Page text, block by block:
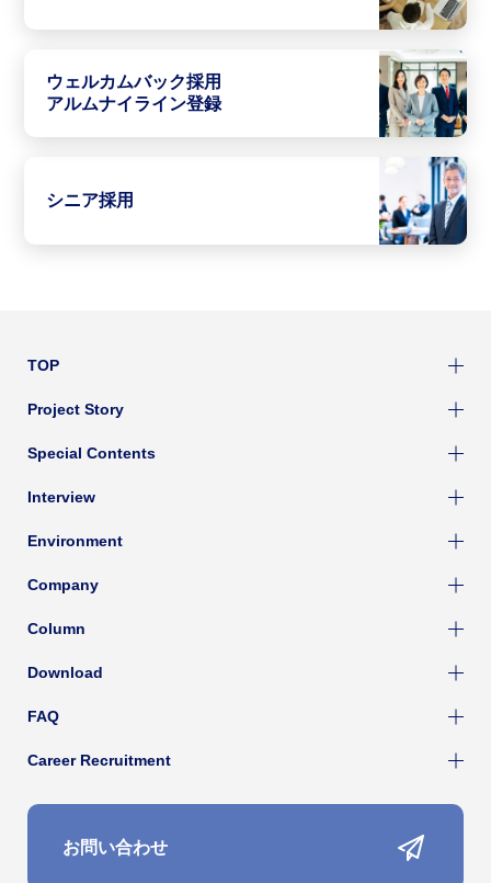
ウェルカムバック採用
アルムナイライン登録
シニア採用
TOP
Project Story
Special Contents
Interview
Environment
Company
Column
Download
FAQ
Career Recruitment
お問い合わせ